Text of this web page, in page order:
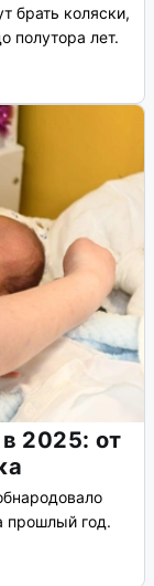
брать коляски,
полутора лет.
2025: от
прошлый год.